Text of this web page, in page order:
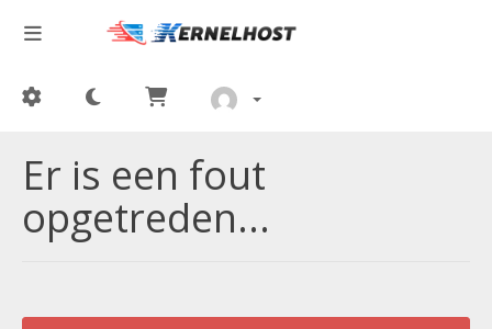
Er is een fout
opgetreden...